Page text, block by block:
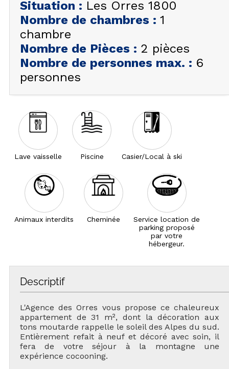
Situation : Les Orres 1800
Nombre de chambres : 1
chambre
Nombre de Pièces : 2 pièces
Nombre de personnes max. : 6
personnes
Lave vaisselle Piscine Casier/Local à ski
Animaux interdits Cheminée
Service location de
parking proposé
par votre
hébergeur.
Descriptif
L'Agence des Orres vous propose ce chaleureux
appartement de 31 m², dont la décoration aux
tons moutarde rappelle le soleil des Alpes du sud.
Entièrement refait à neuf et décoré avec soin, il
fera de votre séjour à la montagne une
expérience cocooning.